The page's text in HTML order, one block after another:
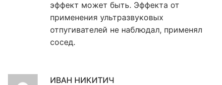
эффект может быть. Эффекта от
применения ультразвуковых
отпугивателей не наблюдал, применял
сосед.
ИВАН НИКИТИЧ